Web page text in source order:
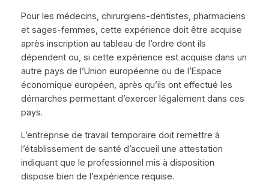
Pour les médecins, chirurgiens-dentistes, pharmaciens
et sages-femmes, cette expérience doit être acquise
après inscription au tableau de l’ordre dont ils
dépendent ou, si cette expérience est acquise dans un
autre pays de l’Union européenne ou de l’Espace
économique européen, après qu’ils ont effectué les
démarches permettant d’exercer légalement dans ces
pays.
L’entreprise de travail temporaire doit remettre à
l’établissement de santé d’accueil une attestation
indiquant que le professionnel mis à disposition
dispose bien de l’expérience requise.